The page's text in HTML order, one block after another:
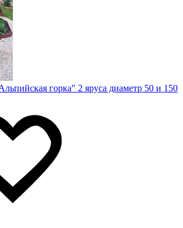
горка" 2 яруса диаметр 50 и 150